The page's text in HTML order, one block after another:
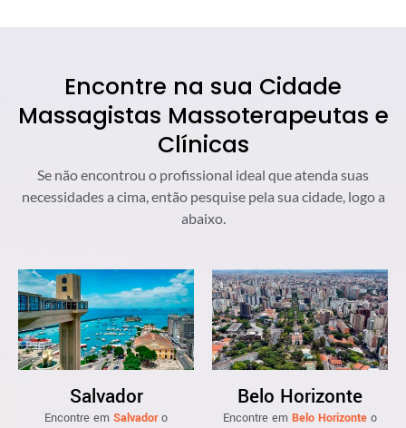
Encontre na sua Cidade
Massagistas Massoterapeutas e
Clínicas
Se não encontrou o profissional ideal que atenda suas
necessidades a cima, então pesquise pela sua cidade, logo a
abaixo.
Salvador
Encontre em Salvadoro
Belo Horizonte
Encontre em Belo Horizonte o